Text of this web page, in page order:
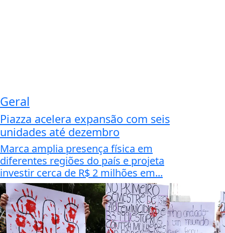
Geral
Piazza acelera expansão com seis
unidades até dezembro
Marca amplia presença física em
diferentes regiões do país e projeta
investir cerca de R$ 2 milhões em...